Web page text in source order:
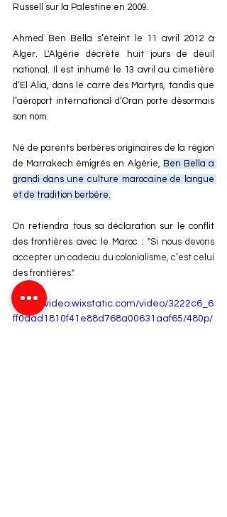
Russell sur la Palestine en 2009.
Ahmed Ben Bella s’éteint le 11 avril 2012 à
Alger. L'Algérie décrète huit jours de deuil
national. Il est inhumé le 13 avril au cimetière
d’El Alia, dans le carré des Martyrs, tandis que
l’aéroport international d’Oran porte désormais
son nom.
Né de parents berbères originaires de la région
de Marrakech émigrés en Algérie, Ben Bella a
grandi dans une culture marocaine de langue
et de tradition berbère.
On retiendra tous sa déclaration sur le conflit
des frontières avec le Maroc : "Si nous devons
accepter un cadeau du colonialisme, c’est celui
des frontières."
https://video.wixstatic.com/video/3222c6_6
ff0dad1810f41e88d768a00631aaf65/480p/